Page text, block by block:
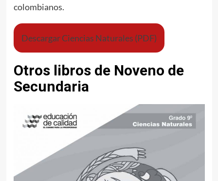
colombianos.
Descargar Ciencias Naturales (PDF)
Otros libros de Noveno de
Secundaria